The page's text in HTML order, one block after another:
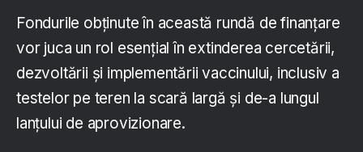
Fondurile obținute în această rundă de finanțare
vor juca un rol esențial în extinderea cercetării,
dezvoltării și implementării vaccinului, inclusiv a
testelor pe teren la scară largă și de-a lungul
lanțului de aprovizionare.